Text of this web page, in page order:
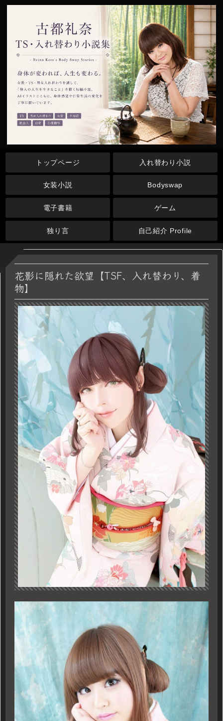
トップページ 入れ替わり小説
女装小説 Bodyswap
電子書籍 ゲーム
独り言 自己紹介 Profile
花影に隠れた欲望【TSF、入れ替わり、着
物】